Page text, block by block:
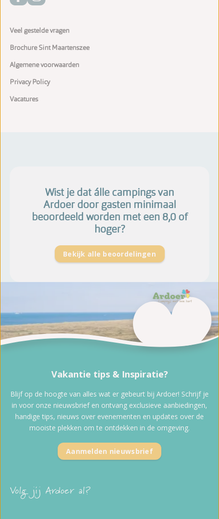
Veel gestelde vragen
Brochure Sint Maartenszee
Algemene voorwaarden
Privacy Policy
Vacatures
Wist je dat álle campings van
Ardoer door gasten minimaal
beoordeeld worden met een 8,0 of
hoger?
Bekijk alle beoordelingen
Volg jij Ardoer al?
Vakantie tips & Inspiratie?
Blijf op de hoogte van alles wat er gebeurt bij Ardoer! Schrijf je
in voor onze nieuwsbrief en ontvang exclusieve aanbiedingen,
handige tips, nieuws over evenementen en updates over de
mooiste plekken om te ontdekken in de omgeving.
Aanmelden nieuwsbrief